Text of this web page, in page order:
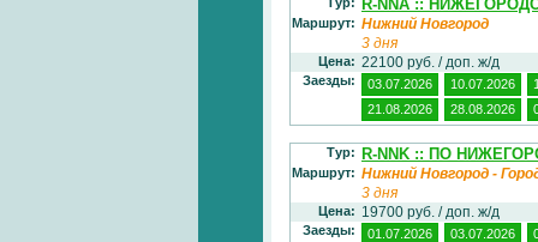
R-NNA ::
Маршрут: Нижний Новгород
3 дня
Цена: 22100 руб. / доп. ж/д
Заезды: 03.07.2026 10.07.2026
21.08.2026
28.08.2026
Тур: R-NNK :: ПО
Маршрут: Нижний Новгород -
3 дня
Цена: 19700 руб. / доп. ж/д
Заезды: 01.07.2026 03.07.2026